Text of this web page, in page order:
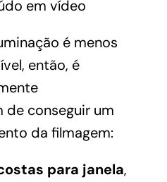
é menos
então, é
de conseguir um
da filmagem:
para janela,